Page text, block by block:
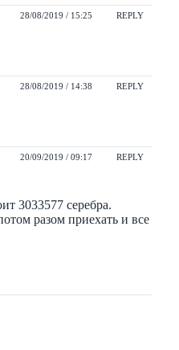
28/08/2019 / 15:25 REPLY
28/08/2019 / 14:38 REPLY
20/09/2019 / 09:17 REPLY
3033577 серебра.
разом приехать и все